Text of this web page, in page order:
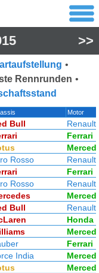
>>
•
Rennrunden •
Motor
Bull
Renault
Ferrari
Rosso
Renault
Ferrari
Rosso
Renault
Bull
Renault
Honda
Ferrari
India